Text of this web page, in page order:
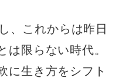
、これからは昨日
は限らない時代。
に生き方をシフト